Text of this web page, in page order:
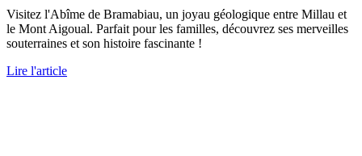
Visitez l'Abîme de Bramabiau, un joyau géologique entre Millau et
le Mont Aigoual. Parfait pour les familles, découvrez ses merveilles
souterraines et son histoire fascinante !
Lire l'article